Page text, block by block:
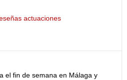
actuaciones
el fin de semana en Málaga y